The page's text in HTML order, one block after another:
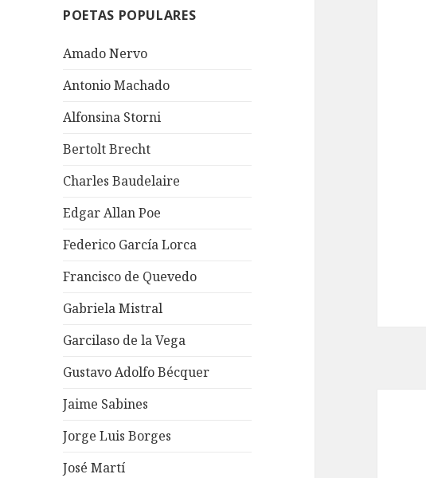
POETAS POPULARES
Amado Nervo
Antonio Machado
Alfonsina Storni
Bertolt Brecht
Charles Baudelaire
Edgar Allan Poe
Federico García Lorca
Francisco de Quevedo
Gabriela Mistral
Garcilaso de la Vega
Gustavo Adolfo Bécquer
Jaime Sabines
Jorge Luis Borges
José Martí